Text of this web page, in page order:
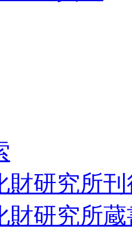
財研究所
財研究所